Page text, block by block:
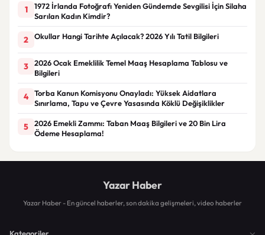
1
1972 İrlanda Fotoğrafı Yeniden Gündemde Sevgilisi İçin Silaha
Sarılan Kadın Kimdir?
2 Okullar Hangi Tarihte Açılacak? 2026 Yılı Tatil Bilgileri
3
2026 Ocak Emeklilik Temel Maaş Hesaplama Tablosu ve
Bilgileri
4
Torba Kanun Komisyonu Onayladı: Yüksek Aidatlara
Sınırlama, Tapu ve Çevre Yasasında Köklü Değişiklikler
5
2026 Emekli Zammı: Taban Maaş Bilgileri ve 20 Bin Lira
Ödeme Hesaplama!
Yazar Haber
Yazar Haber - En güncel haberler, son dakika gelişmeleri, video haberler
Kategoriler